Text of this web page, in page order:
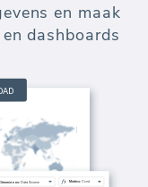
en maak
dashboards